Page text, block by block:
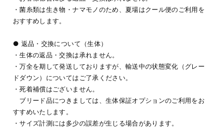
・菌糸類は生き物・ナマモノのため、夏場はクール便のご利用を
おすすめします。
● 返品・交換について（生体）
・生体の返品・交換は承れません。
・万全を期して発送しておりますが、輸送中の状態変化（グレー
ドダウン）についてはご了承ください。
・死着補償はございません。
ブリード品につきましては、生体保証オプションのご利用をお
すすめいたします。
・サイズ計測には多少の誤差が生じる場合があります。